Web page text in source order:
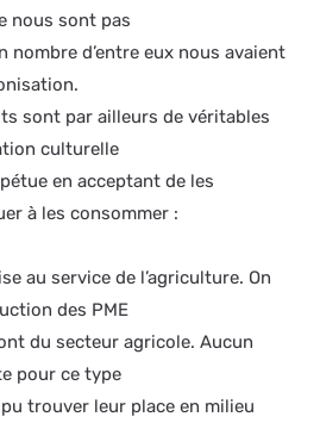
nous sont pas
nombre d’entre eux nous avaient
sont par ailleurs de véritables
culturelle
en acceptant de les
à les consommer :
au service de l’agriculture. On
des PME
du secteur agricole. Aucun
pour ce type
trouver leur place en milieu